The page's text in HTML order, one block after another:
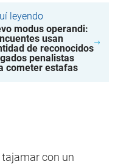
leyendo
modus operandi:
usan
de reconocidos
penalistas
cometer estafas
con un